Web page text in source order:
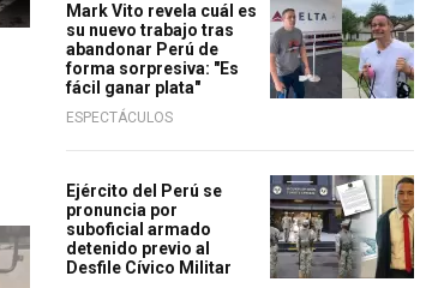
Mark Vito revela cuál es
su nuevo trabajo tras
abandonar Perú de
forma sorpresiva: "Es
fácil ganar plata"
ESPECTÁCULOS
Ejército del Perú se
pronuncia por
suboficial armado
detenido previo al
Desfile Cívico Militar